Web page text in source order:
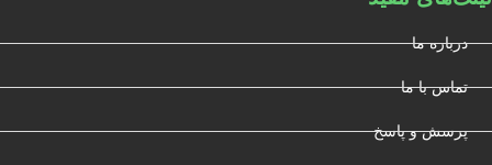
درباره ما
تماس با ما
پرسش و پاسخ